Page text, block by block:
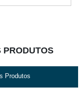
PRODUTOS
Produtos